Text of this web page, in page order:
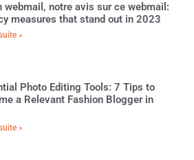
webmail, notre avis sur ce webmail:
measures that stand out in 2023
»
Photo Editing Tools: 7 Tips to
a Relevant Fashion Blogger in
»